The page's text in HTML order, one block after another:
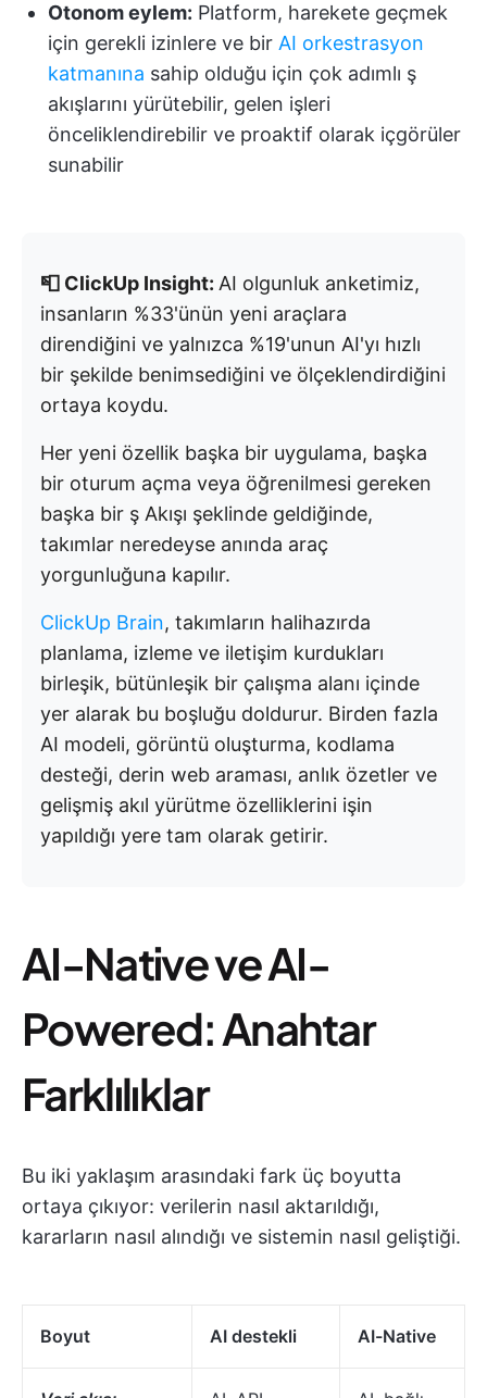
Otonom eylem: Platform, harekete geçmek
için gerekli izinlere ve bir AI orkestrasyon
katmanına sahip olduğu için çok adımlı ş
akışlarını yürütebilir, gelen işleri
önceliklendirebilir ve proaktif olarak içgörüler
sunabilir
📮 ClickUp Insight: AI olgunluk anketimiz,
insanların %33'ünün yeni araçlara
direndiğini ve yalnızca %19'unun AI'yı hızlı
bir şekilde benimsediğini ve ölçeklendirdiğini
ortaya koydu.
Her yeni özellik başka bir uygulama, başka
bir oturum açma veya öğrenilmesi gereken
başka bir ş Akışı şeklinde geldiğinde,
takımlar neredeyse anında araç
yorgunluğuna kapılır.
ClickUp Brain, takımların halihazırda
planlama, izleme ve iletişim kurdukları
birleşik, bütünleşik bir çalışma alanı içinde
yer alarak bu boşluğu doldurur. Birden fazla
AI modeli, görüntü oluşturma, kodlama
desteği, derin web araması, anlık özetler ve
gelişmiş akıl yürütme özelliklerini işin
yapıldığı yere tam olarak getirir.
AI-Native ve AI-
Powered: Anahtar
Farklılıklar
Bu iki yaklaşım arasındaki fark üç boyutta
ortaya çıkıyor: verilerin nasıl aktarıldığı,
kararların nasıl alındığı ve sistemin nasıl geliştiği.
Boyut AI destekli AI-Native